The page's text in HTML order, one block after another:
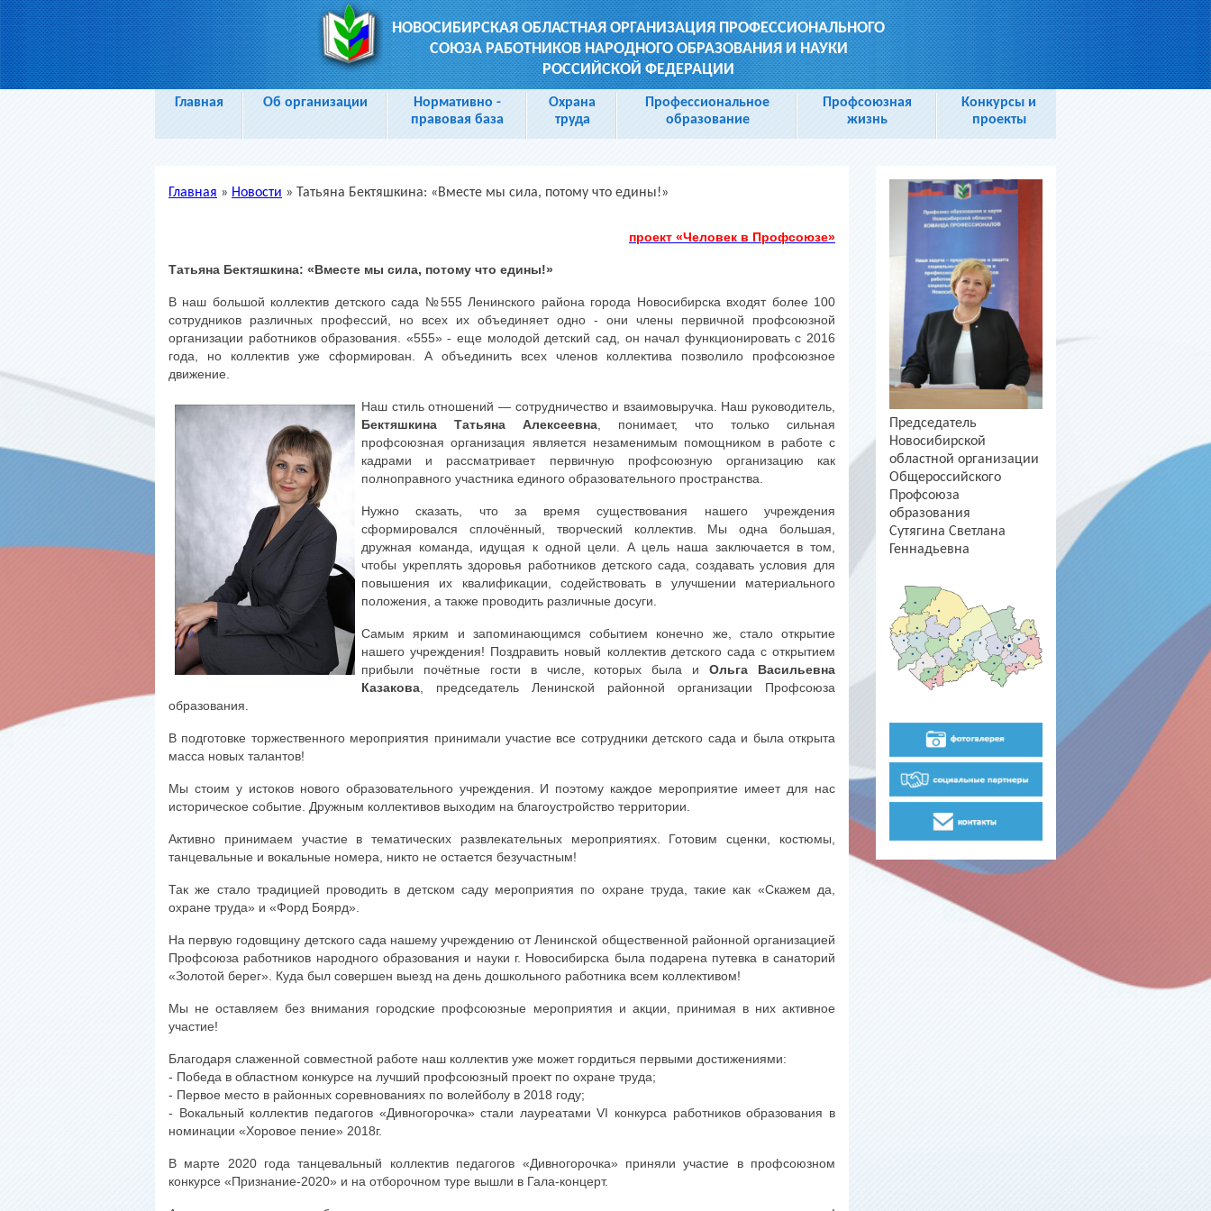
НОВОСИБИРСКАЯ ОБЛАСТНАЯ ОРГАНИЗАЦИЯ ПРОФЕССИОНАЛЬНОГО
СОЮЗА РАБОТНИКОВ НАРОДНОГО ОБРАЗОВАНИЯ И НАУКИ
РОССИЙСКОЙ ФЕДЕРАЦИИ
Главная Об организации
Нормативно -
правовая база
Охрана
труда
Профессиональное
образование
Профсоюзная
жизнь
Конкурсы и
проекты
Главная » Новости » Татьяна Бектяшкина: «Вместе мы сила, потому что едины!»
проект «Человек в Профсоюзе»
Татьяна Бектяшкина: «Вместе мы сила, потому что едины!»
В наш большой коллектив детского сада №555 Ленинского района города Новосибирска входят более 100
сотрудников различных профессий, но всех их объединяет одно - они члены первичной профсоюзной
организации работников образования. «555» - еще молодой детский сад, он начал функционировать с 2016
года, но коллектив уже сформирован. А объединить всех членов коллектива позволило профсоюзное
движение.
Наш стиль отношений — сотрудничество и взаимовыручка. Наш руководитель,
Бектяшкина Татьяна Алексеевна , понимает, что только сильная
профсоюзная организация является незаменимым помощником в работе с
кадрами и рассматривает первичную профсоюзную организацию как
полноправного участника единого образовательного пространства.
Нужно сказать, что за время существования нашего учреждения
сформировался сплочённый, творческий коллектив. Мы одна большая,
дружная команда, идущая к одной цели. А цель наша заключается в том,
чтобы укреплять здоровья работников детского сада, создавать условия для
повышения их квалификации, содействовать в улучшении материального
положения, а также проводить различные досуги.
Самым ярким и запоминающимся событием конечно же, стало открытие
нашего учреждения! Поздравить новый коллектив детского сада с открытием
прибыли почётные гости в числе, которых была иОльга Васильевна
Казакова , председатель Ленинской районной организации Профсоюза
образования.
В подготовке торжественного мероприятия принимали участие все сотрудники детского сада и была открыта
масса новых талантов!
Мы стоим у истоков нового образовательного учреждения. И поэтому каждое мероприятие имеет для нас
историческое событие. Дружным коллективов выходим на благоустройство территории.
Активно принимаем участие в тематических развлекательных мероприятиях. Готовим сценки, костюмы,
танцевальные и вокальные номера, никто не остается безучастным!
Так же стало традицией проводить в детском саду мероприятия по охране труда, такие как «Скажем да,
охране труда» и «Форд Боярд».
На первую годовщину детского сада нашему учреждению от Ленинской общественной районной организацией
Профсоюза работников народного образования и науки г. Новосибирска была подарена путевка в санаторий
«Золотой берег». Куда был совершен выезд на день дошкольного работника всем коллективом!
Мы не оставляем без внимания городские профсоюзные мероприятия и акции, принимая в них активное
участие!
Благодаря слаженной совместной работе наш коллектив уже может гордиться первыми достижениями:
- Победа в областном конкурсе на лучший профсоюзный проект по охране труда;
- Первое место в районных соревнованиях по волейболу в 2018 году;
- Вокальный коллектив педагогов «Дивногорочка» стали лауреатами VI конкурса работников образования в
номинации «Хоровое пение» 2018г.
В марте 2020 года танцевальный коллектив педагогов «Дивногорочка» приняли участие в профсоюзном
конкурсе «Признание-2020» и на отборочном туре вышли в Гала-концерт.
Председатель
Новосибирской
областной организации
Общероссийского
Профсоюза
образования
Сутягина Светлана
Геннадьевна